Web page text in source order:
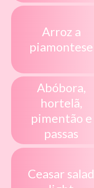
Arroz a
piamontese
Abóbora,
hortelã,
pimentão e
passas
Ceasar salad